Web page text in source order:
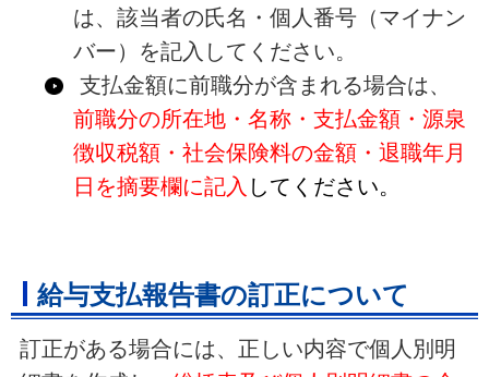
は、該当者の氏名・個人番号（マイナン
バー）を記入してください。
支払金額に前職分が含まれる場合は、
前職分の所在地・名称・支払金額・源泉
徴収税額・社会保険料の金額・退職年月
日を摘要欄に記入 してください。
給与支払報告書の訂正について
訂正がある場合には、正しい内容で個人別明